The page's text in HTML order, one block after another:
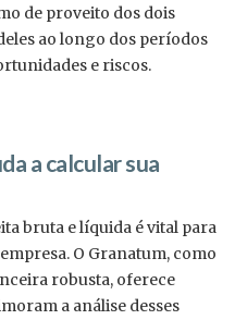
de proveito dos dois
ao longo dos períodos
e riscos.
a calcular sua
bruta e líquida é vital para
O Granatum, como
robusta, oferece
a análise desses